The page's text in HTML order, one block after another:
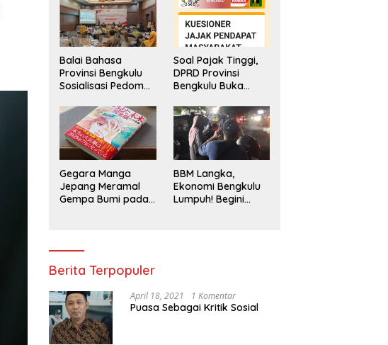
Balai Bahasa
Provinsi Bengkulu
Sosialisasi Pedoman
Penggunaan
Bahasa Indonesia
Soal Pajak Tinggi,
DPRD Provinsi
Bengkulu Buka
Pengaduan
Masyarakat
Gegara Manga
Jepang Meramal
Gempa Bumi pada
BBM Langka,
Ekonomi Bengkulu
Lumpuh! Begini
Berita Terpopuler
April 18, 2021 1 Komentar
Puasa Sebagai Kritik Sosial